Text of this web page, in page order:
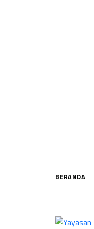
BERANDA